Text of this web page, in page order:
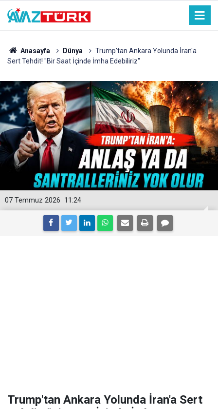
Anasayfa Dünya
Trump'tan Ankara Yolunda İran'a
Sert Tehdit! "Bir Saat İçinde İmha Edebiliriz"
11:24
07 Temmuz 2026
Trump'tan Ankara Yolunda İran'a Sert